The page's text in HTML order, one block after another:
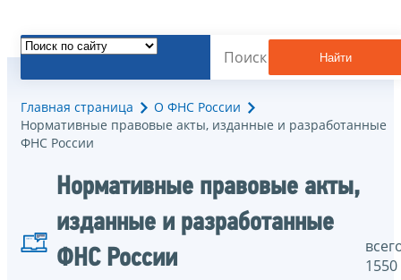
Найти
Главная страница
О ФНС России
Нормативные правовые акты, изданные и разработанные
ФНС России
Нормативные правовые акты,
изданные и разработанные
ФНС России
1550